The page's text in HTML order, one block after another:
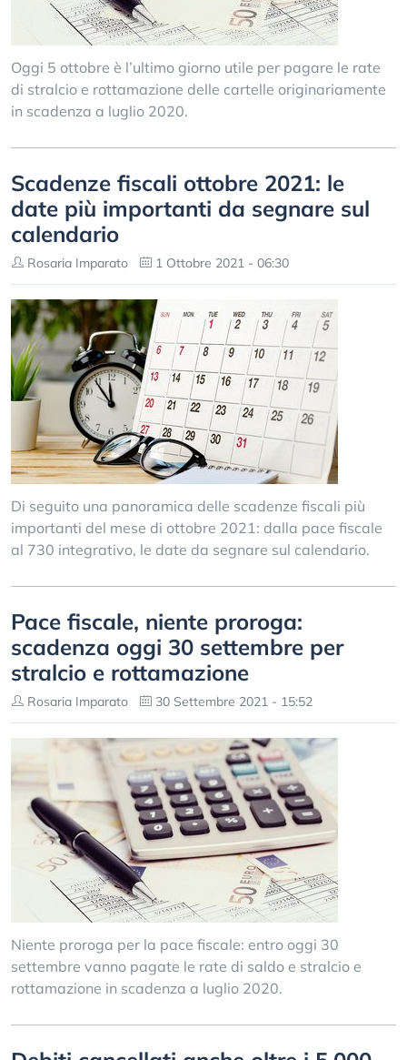
Oggi 5 ottobre è l’ultimo giorno utile per pagare le rate
di stralcio e rottamazione delle cartelle originariamente
in scadenza a luglio 2020.
Scadenze fiscali ottobre 2021: le
date più importanti da segnare sul
calendario
Rosaria Imparato 1 Ottobre 2021 - 06:30
Di seguito una panoramica delle scadenze fiscali più
importanti del mese di ottobre 2021: dalla pace fiscale
al 730 integrativo, le date da segnare sul calendario.
Pace fiscale, niente proroga:
scadenza oggi 30 settembre per
stralcio e rottamazione
Rosaria Imparato 30 Settembre 2021 - 15:52
Niente proroga per la pace fiscale: entro oggi 30
settembre vanno pagate le rate di saldo e stralcio e
rottamazione in scadenza a luglio 2020.